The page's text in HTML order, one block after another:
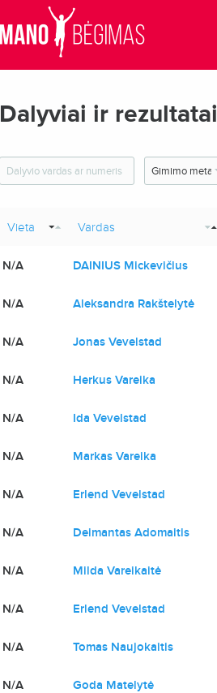
Dalyviai ir rezultatai
Vieta Vardas
N/A DAINIUS Mickevičius
N/A Aleksandra Rakštelytė
N/A Jonas Vevelstad
N/A Herkus Vareika
N/A Ida Vevelstad
N/A Markas Vareika
N/A Erlend Vevelstad
N/A Deimantas Adomaitis
N/A Milda Vareikaitė
N/A Erlend Vevelstad
N/A Tomas Naujokaitis
N/A Goda Matelytė